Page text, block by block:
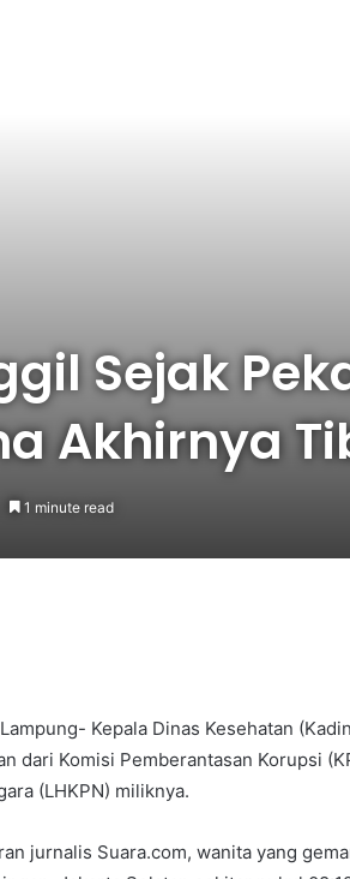
Sejak
Akhirnya
1 minute read
Kepala Dinas Kesehatan
dari Komisi Pemberantasan Korupsi
(LHKPN) miliknya.
jurnalis Suara.com, wanita yang